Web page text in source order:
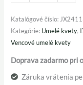
Katalógové číslo:
Kategórie: Umelé kvety,
Vencové umelé kvety
Doprava zadarmo pri
Záruka vrátenia